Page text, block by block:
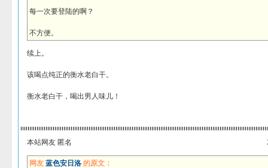
每一次要登陆的啊？
不方便。
续上。
该喝点纯正的衡水老白干。
衡水老白干，喝出男人味儿！
本站网友 匿名
网友 蓝色安日洛的原文：